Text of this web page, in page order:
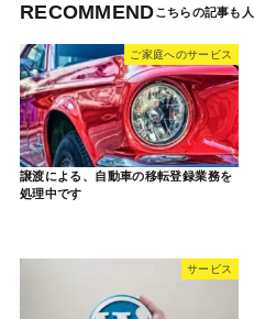
RECOMMEND
ご家庭へのサービス
譲渡による、自動車の移転登録業務を
処理中です
サービス